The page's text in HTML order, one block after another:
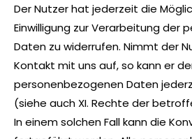
Der Nutzer hat jederzeit die
Einwilligung zur Verarbeitung der
Daten zu widerrufen. Nimmt der
Kontakt mit uns auf, so kann er
personenbezogenen Daten
(siehe auch XI. Rechte der
In einem solchen Fall kann die